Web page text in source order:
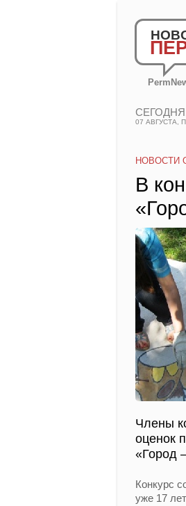
07 АВГУСТА,
НОВОСТИ
В
Члены
оценок
«Город
Конкурс
уже 17